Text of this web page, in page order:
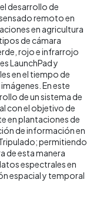
desarrollo de
remoto en
en agricultura
de cámara
rojo e infrarrojo
LaunchPad y
en el tiempo de
En este
de un sistema de
con el objetivo de
en plantaciones de
de información en
permitiendo
de esta manera
espectrales en
espacial y temporal